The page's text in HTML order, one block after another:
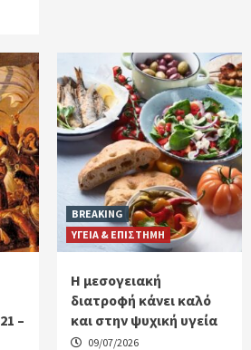
–
BREAKING
ΥΓΕΙΑ & ΕΠΙΣΤΗΜΗ
H μεσογειακή
διατροφή κάνει καλό
και στην ψυχική υγεία
09/07/2026